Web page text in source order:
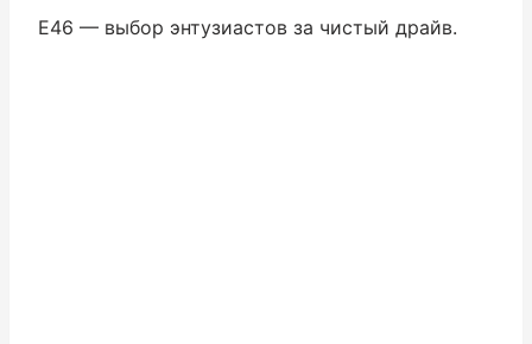
E46 — выбор энтузиастов за чистый драйв.